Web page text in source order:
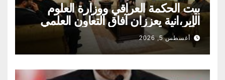
بيت الحكمة العراقي ووزارة العلوم
الإير،انية يعززان آفاق التعاون العلمي
والثقافي.
أغسطس 5, 2026